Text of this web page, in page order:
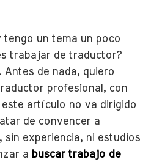
tengo un tema un poco
trabajar de traductor?
de nada, quiero
profesional, con
artículo no va dirigido
de convencer a
sin experiencia, ni estudios
a buscar trabajo de